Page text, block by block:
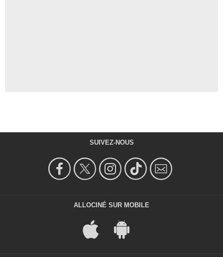
SUIVEZ-NOUS
ALLOCINÉ SUR MOBILE